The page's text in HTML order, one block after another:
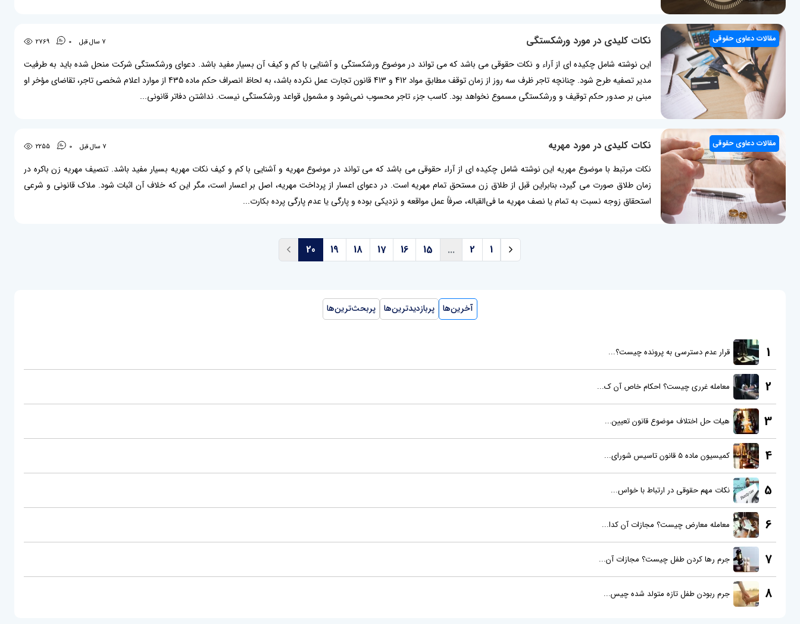
مقالات دعاوی حقوقی نکات کلیدی در مورد ورشکستگی 7 سال قبل 0
2769
این نوشته شامل چکیده ای از آراء و نکات حقوقی می باشد که می تواند در موضوع ورشکستگی و آشنایی با کم و کیف آن بسیار مفید باشد. دعوای ورشکستگی شرکت منحل شده باید به طرفیت
مدیر تصفیه طرح شود. چنانچه تاجر ظرف سه روز از زمان توقف مطابق مواد 412 و 413 قانون تجارت عمل نکرده باشد، به لحاظ انصراف حکم ماده 435 از موارد اعلام شخصی تاجر، تقاضای مؤخر او
مبنی بر صدور حکم توقیف و ورشکستگی مسموع نخواهد بود. کاسب جزء تاجر محسوب نمی‌شود و مشمول قواعد ورشکستگی نیست. نداشتن دفاتر قانونی...
مقالات دعاوی حقوقی نکات کلیدی در مورد مهریه 7 سال قبل 0
2255
نکات مرتبط با موضوع مهریه این نوشته شامل چکیده ای از آراء حقوقی می باشد که می تواند در موضوع مهریه و آشنایی با کم و کیف نکات مهریه بسیار مفید باشد. تنصیف مهریه زن باکره در
زمان طلاق صورت می گیرد، بنابراین قبل از طلاق زن مستحق تمام مهریه است. در دعوای اعسار از پرداخت مهریه، اصل بر اعسار است، مگر این که خلاف آن اثبات شود. ملاک قانونی و شرعی
استحقاق زوجه نسبت به تمام یا نصف مهریه ما فی‌القباله، صرفاً عمل مواقعه و نزدیکی بوده و پارگی یا عدم پارگی پرده بکارت...
1
2
...
15
16
17
18
19
20
آخرین‌ها پربازدیدترین‌ها پربحث‌ترین‌ها
1 قرار عدم دسترسی به پرونده چیست؟...
2 معامله غرری چیست؟ احکام خاص آن ک...
3 هیات حل اختلاف موضوع قانون تعیین...
4 کمیسیون ماده 5 قانون تاسیس شورای...
5 نکات مهم حقوقی در ارتباط با خواس...
6 معامله معارض چیست؟ مجازات آن کدا...
7 جرم رها کردن طفل چیست؟ مجازات آن...
8 جرم ربودن طفل تازه متولد شده چیس...